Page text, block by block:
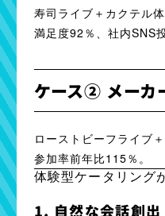
寿司ライブ＋カクテル体
満足度92％、社内SNS
ケース② メーカ
ローストビーフライブ
参加率前年比115％。
体験型ケータリング
1. 自然な会話創出